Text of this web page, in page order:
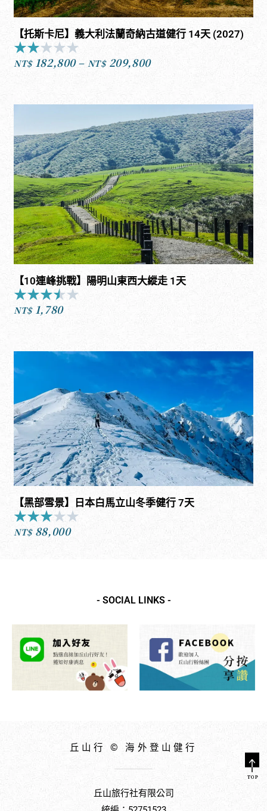
【托斯卡尼】義大利法蘭奇納古道健行 14天 (2027)
★★★★★
2
5
NT$ 182,800– NT$ 209,800
範
圍：
NT$182,800
到
NT$209,800
【10連峰挑戰】陽明山東西大縱走 1天
★★★★★
5
NT$ 1,780
【黑部雪景】日本白馬立山冬季健行 7天
★★★★★
NT$ 88,000
- SOCIAL LINKS -
丘山行 © 海外登山健行
丘山旅行社有限公司